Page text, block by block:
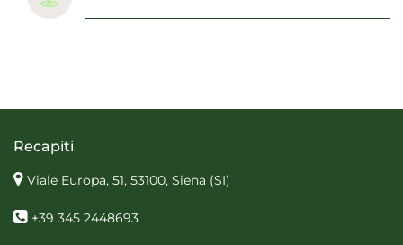
Recapiti
Viale Europa, 51, 53100, Siena (SI)
+39 345 2448693